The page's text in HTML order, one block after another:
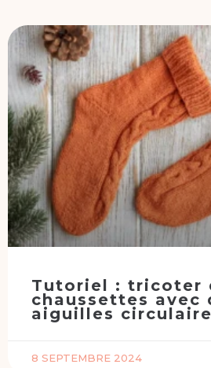
Tutoriel : tricoter
chaussettes avec
aiguilles
8 SEPTEMBRE 2024